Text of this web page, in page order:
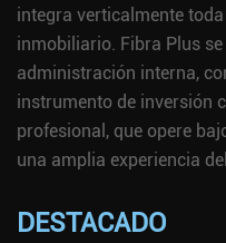
integra verticalmente
inmobiliario. Fibra Plus
administración interna,
instrumento de inversión
profesional, que opere
una amplia experiencia
DESTACADO